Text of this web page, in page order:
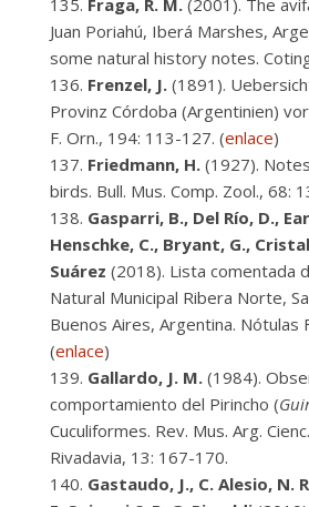
Fraga, R. M. (2001). The
Juan Poriahú, Iberá Marshes,
some natural history notes.
Frenzel, J. (1891).
Provinz Córdoba (Argentinien)
F. Orn., 194: 113-127. (enlace)
Friedmann, H. (1927).
birds. Bull. Mus. Comp. Zool., 68:
Gasparri, B., Del Río, D.,
Henschke, C., Bryant, G.,
Suárez (2018). Lista comentada
Natural Municipal Ribera Norte,
Buenos Aires, Argentina. Nótulas
(enlace)
Gallardo, J. M. (1984).
comportamiento del Pirincho (
Cuculiformes. Rev. Mus. Arg.
Rivadavia, 13: 167-170.
Gastaudo, J., C. Alesio, N.